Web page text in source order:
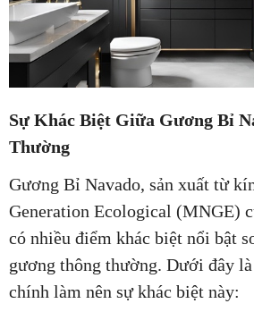
Sự Khác Biệt Giữa Gương Bỉ
Thường
Gương Bỉ Navado, sản xuất từ
Generation Ecological (MNGE)
có nhiều điểm khác biệt nổi bật
gương thông thường. Dưới đây
chính làm nên sự khác biệt này: